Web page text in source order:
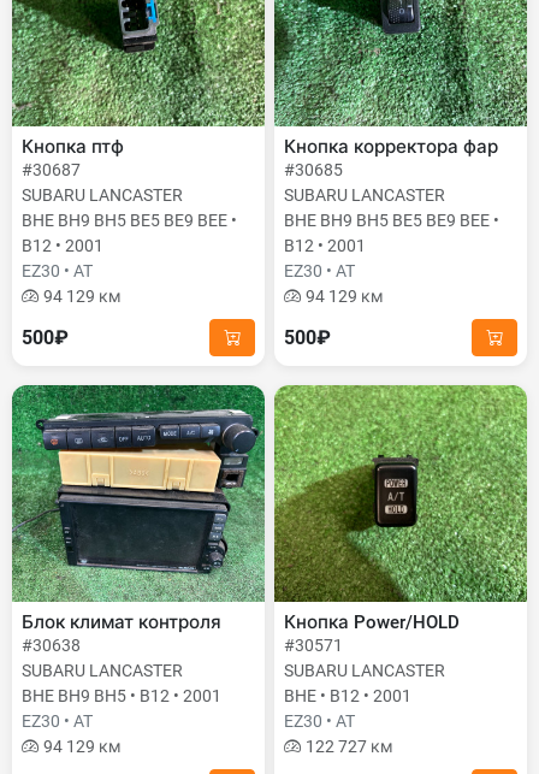
Кнопка птф
#30687
SUBARU LANCASTER
BHE BH9 BH5 BE5 BE9 BEE •
B12 • 2001
EZ30 • AT
94 129 км
500₽
Кнопка корректора фар
#30685
SUBARU LANCASTER
BHE BH9 BH5 BE5 BE9 BEE •
B12 • 2001
EZ30 • AT
94 129 км
500₽
Блок климат контроля
#30638
SUBARU LANCASTER
BHE BH9 BH5 • B12 • 2001
EZ30 • AT
94 129 км
Кнопка Power/HOLD
#30571
SUBARU LANCASTER
BHE • B12 • 2001
EZ30 • AT
122 727 км